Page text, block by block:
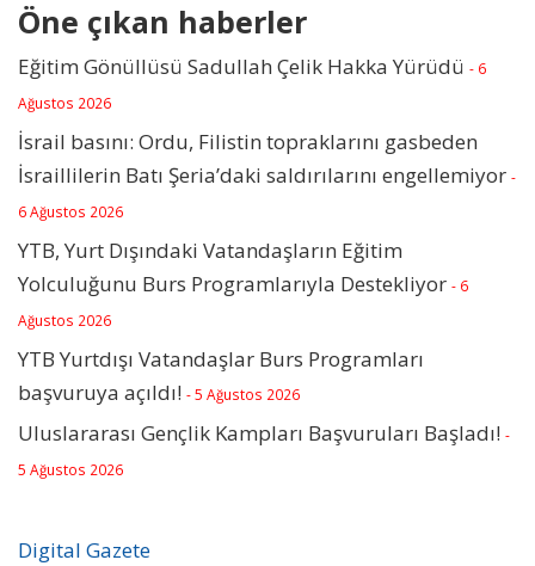
Öne çıkan haberler
Eğitim Gönüllüsü Sadullah Çelik Hakka Yürüdü - 6
Ağustos 2026
İsrail basını: Ordu, Filistin topraklarını gasbeden
İsraillilerin Batı Şeria’daki saldırılarını engellemiyor -
6 Ağustos 2026
YTB, Yurt Dışındaki Vatandaşların Eğitim
Yolculuğunu Burs Programlarıyla Destekliyor - 6
Ağustos 2026
YTB Yurtdışı Vatandaşlar Burs Programları
başvuruya açıldı! - 5 Ağustos 2026
Uluslararası Gençlik Kampları Başvuruları Başladı! -
5 Ağustos 2026
Digital Gazete